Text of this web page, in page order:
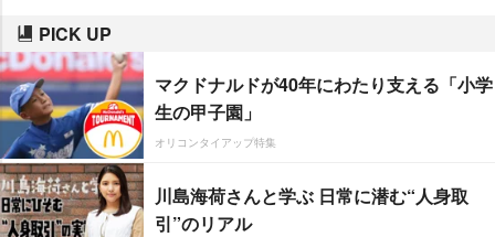
PICK UP
マクドナルドが40年にわたり支える「小学
生の甲子園」
オリコンタイアップ特集
川島海荷さんと学ぶ 日常に潜む“人身取
引”のリアル